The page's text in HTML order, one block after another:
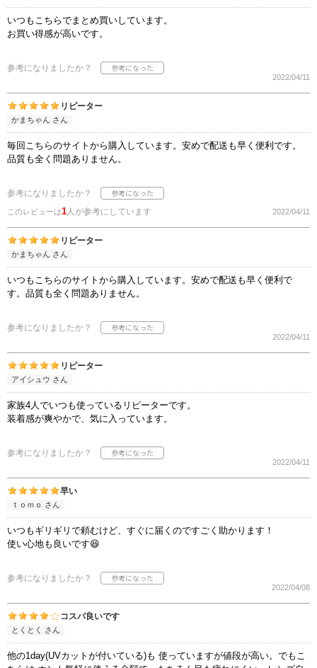
いつもこちらでまとめ買いしています。
お買い得感が高いです。
参考になりましたか？
2022/04/11
リピーター
かまちゃん さん
毎回こちらのサイトから購入しています。安めで配送も早く便利です。
品質も全く問題ありません。
参考になりましたか？
このレビューは1人が参考にしています 2022/04/11
リピーター
かまちゃん さん
いつもこちらのサイトから購入しています。安めで配送も早く便利で
す。品質も全く問題ありません。
参考になりましたか？
2022/04/11
リピーター
アイシュウ さん
家族4人でいつも使っているリピーターです。
装着感が爽やかで、気に入っています。
参考になりましたか？
2022/04/11
早い
ｔｏｍｏ さん
いつもギリギリで頼むけど、すぐに届くのですごく助かります！
使い心地も良いです😆
参考になりましたか？
2022/04/08
コスパ良いです
とくとく さん
他の1day(UVカットが付いている)も 使っていますが値段が高い。でもこ